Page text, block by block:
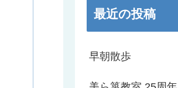
最近の投稿
早朝散歩